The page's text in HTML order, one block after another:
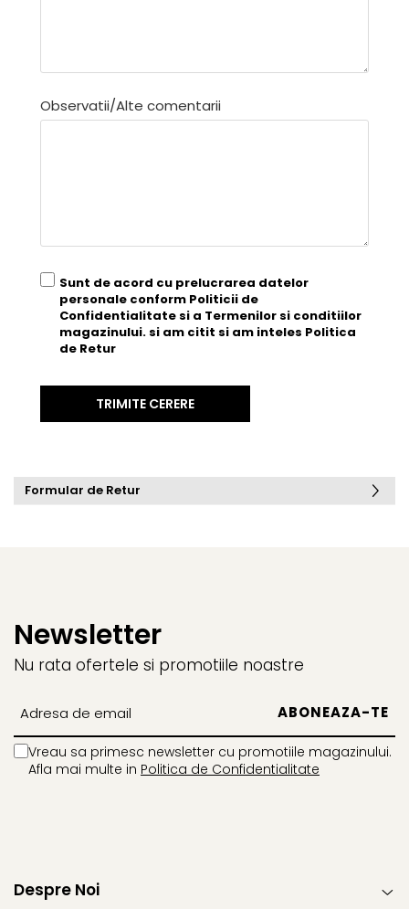
Observatii/Alte comentarii
Sunt de acord cu prelucrarea datelor
personale conform Politicii de
Confidentialitate si a Termenilor si conditiilor
magazinului. si am citit si am inteles Politica
de Retur
Formular de Retur
Newsletter
Nu rata ofertele si promotiile noastre
Vreau sa primesc newsletter cu promotiile magazinului.
Afla mai multe in Politica de Confidentialitate
Despre Noi